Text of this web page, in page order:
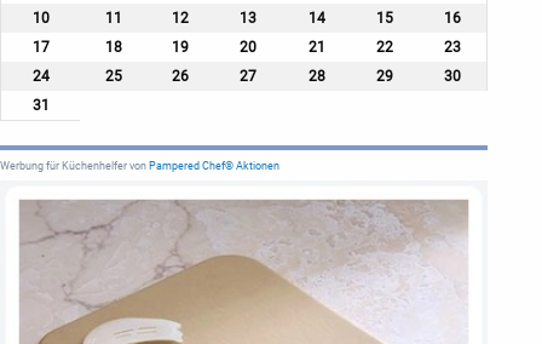
10
11 12 13 14 15
16
17
18 19 20 21 22
23
24
25 26 27 28 29
30
31
Werbung für Küchenhelfer von Pampered Chef® Aktionen